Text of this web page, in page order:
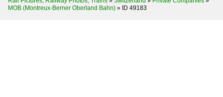
MOB (Montreux-Berner Oberland Bahn) » ID 49183